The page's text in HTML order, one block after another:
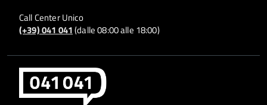
Call Center Unico
(+39) 041 041(dalle 08:00 alle 18:00)